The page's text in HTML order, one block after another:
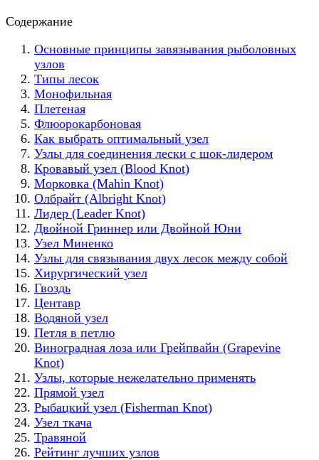
Содержание
Основные принципы завязывания рыболовных
узлов
Типы лесок
Монофильная
Плетеная
Флюорокарбоновая
Как выбрать оптимальный узел
Узлы для соединения лески с шок-лидером
Кровавый узел (Blood Knot)
Морковка (Mahin Knot)
Олбрайт (Albright Knot)
Лидер (Leader Knot)
Двойной Гриннер или Двойной Юни
Узел Миненко
Узлы для связывания двух лесок между собой
Хирургический узел
Гвоздь
Центавр
Водяной узел
Петля в петлю
Виноградная лоза или Грейпвайн (Grapevine
Knot)
Узлы, которые нежелательно применять
Прямой узел
Рыбацкий узел (Fisherman Knot)
Узел ткача
Травяной
Рейтинг лучших узлов